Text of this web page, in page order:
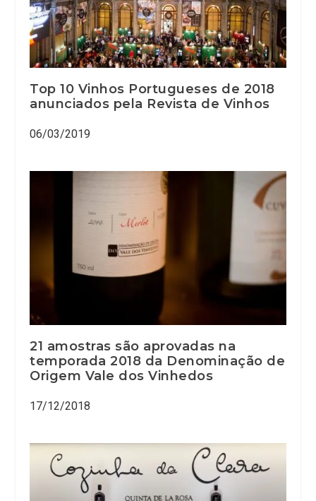
Top 10 Vinhos Portugueses de 2018
anunciados pela Revista de Vinhos
06/03/2019
21 amostras são aprovadas na
temporada 2018 da Denominação de
Origem Vale dos Vinhedos
17/12/2018